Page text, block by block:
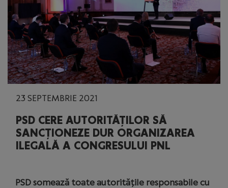
23 SEPTEMBRIE 2021
PSD CERE AUTORITĂȚILOR SĂ
SANCȚIONEZE DUR ORGANIZAREA
ILEGALĂ A CONGRESULUI PNL
PSD somează toate autoritățile responsabile cu